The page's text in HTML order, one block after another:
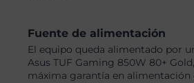
Fuente de alimentación
El equipo queda alimentado por
Asus TUF Gaming 850W 80+
máxima garantía en alimentación